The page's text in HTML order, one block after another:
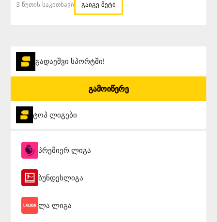
3 Წუთის Საკითხავი გაიგე მეტი
გადაეშვი სპორტში!
გამოიწერე
ტოპ ლიგები
პრემიერ ლიგა
ბუნდესლიგა
ლა ლიგა